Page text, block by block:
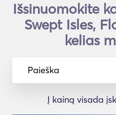
Išsinuomokite
Swept Isles,
kelias
Paieška
Į kainą visada